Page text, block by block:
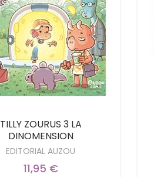
TILLY ZOURUS 3 LA
DINOMENSION
EDITORIAL AUZOU
11,95 €